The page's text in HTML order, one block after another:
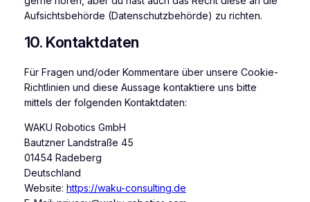
Aufsichtsbehörde (Datenschutzbehörde) zu richten.
10. Kontaktdaten
Für Fragen und/oder Kommentare über unsere Cookie-
Richtlinien und diese Aussage kontaktiere uns bitte
mittels der folgenden Kontaktdaten:
WAKU Robotics GmbH
Bautzner Landstraße 45
01454 Radeberg
Deutschland
Website: https://waku-consulting.de